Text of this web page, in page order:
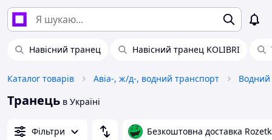
Навісний транец Навісний транец KOLIBRI
Каталог товарів Авіа-, ж/д-, водний транспорт Водний
Транець в Україні
Фільтри Безкоштовна доставка